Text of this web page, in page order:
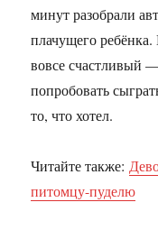
минут разобрали
плачущего
вовсе счастливый
попробовать
то, что хотел.
Читайте также:
питомцу-пуделю